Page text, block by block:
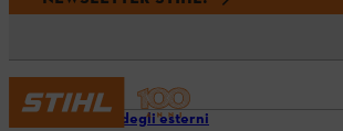
Pulizia degli esterni